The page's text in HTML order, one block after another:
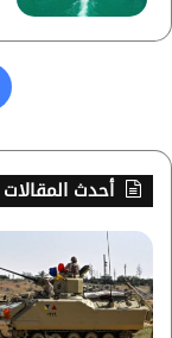
أحدث المقالات